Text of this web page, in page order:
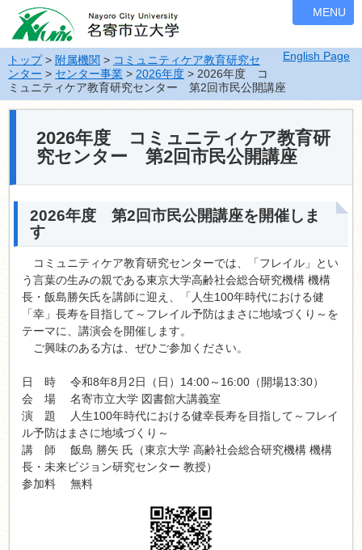
ナ
ビ
ゲ
ー
シ
ョ
ン
English Page
MENU
トップ> 附属機関 > コミュニティケア教育研究セ
ンター > センター事業 > 2026年度 > 2026年度 コ
ミュニティケア教育研究センター 第2回市民公開講座
2026年度 コミュニティケア教育研
究センター 第2回市民公開講座
2026年度 第2回市民公開講座を開催しま
す
コミュニティケア教育研究センターでは、「フレイル」とい
う言葉の生みの親である東京大学高齢社会総合研究機構 機構
長・飯島勝矢氏を講師に迎え、「人生100年時代における健
「幸」長寿を目指して～フレイル予防はまさに地域づくり～を
テーマに、講演会を開催します。
ご興味のある方は、ぜひご参加ください。
日 時 令和8年8月2日（日）14:00～16:00（開場13:30）
会 場 名寄市立大学 図書館大講義室
演 題 人生100年時代における健幸長寿を目指して～フレイ
ル予防はまさに地域づくり～
講 師 飯島 勝矢 氏（東京大学 高齢社会総合研究機構 機構
長・未来ビジョン研究センター 教授）
参加料 無料